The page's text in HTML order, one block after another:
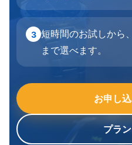
3 短時間のお試しから
まで選べます。
お申し
プラ